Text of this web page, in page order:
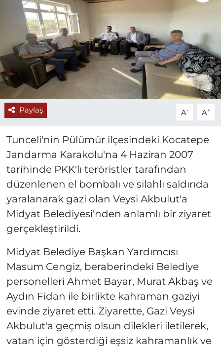
Paylaş A- A+
Tunceli'nin Pülümür ilçesindeki Kocatepe
Jandarma Karakolu'na 4 Haziran 2007
tarihinde PKK'lı teröristler tarafından
düzenlenen el bombalı ve silahlı saldırıda
yaralanarak gazi olan Veysi Akbulut'a
Midyat Belediyesi'nden anlamlı bir ziyaret
gerçekleştirildi.
Midyat Belediye Başkan Yardımcısı
Masum Cengiz, beraberindeki Belediye
personelleri Ahmet Bayar, Murat Akbaş ve
Aydın Fidan ile birlikte kahraman gaziyi
evinde ziyaret etti. Ziyarette, Gazi Veysi
Akbulut'a geçmiş olsun dilekleri iletilerek,
vatan için gösterdiği eşsiz kahramanlık ve